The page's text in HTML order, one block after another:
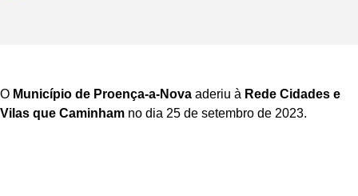
O Município de Proença-a-Nova aderiu à Rede Cidades e
Vilas que Caminham no dia 25 de setembro de 2023.